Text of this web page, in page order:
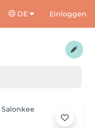
DE Einloggen